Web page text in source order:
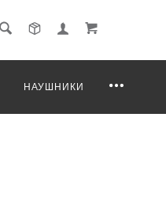
НАУШНИКИ